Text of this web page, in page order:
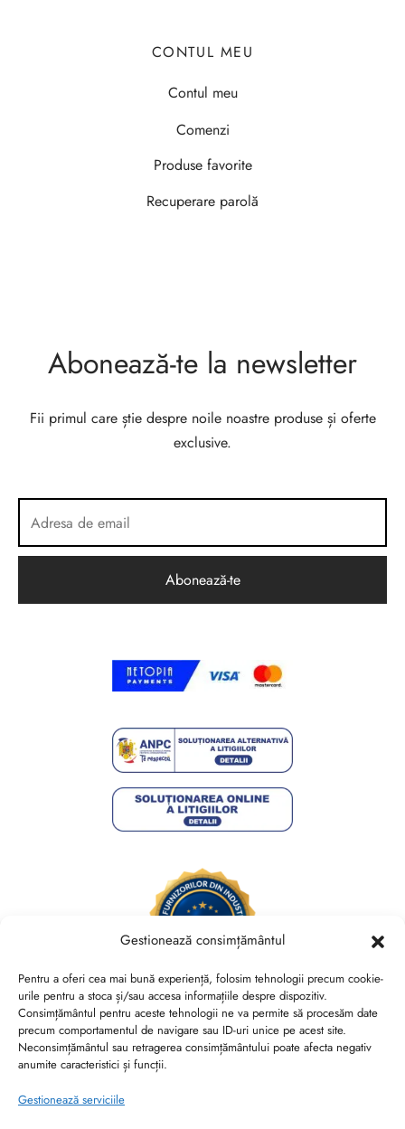
Gestionează consimțământul
Pentru a oferi cea mai bună experiență, folosim tehnologii precum cookie-
urile pentru a stoca și/sau accesa informațiile despre dispozitiv.
Consimțământul pentru aceste tehnologii ne va permite să procesăm date
precum comportamentul de navigare sau ID-uri unice pe acest site.
Neconsimțământul sau retragerea consimțământului poate afecta negativ
anumite caracteristici și funcții.
Gestionează serviciile
CONTUL MEU
Contul meu
Comenzi
Produse favorite
Recuperare parolă
Abonează-te la newsletter
Fii primul care știe despre noile noastre produse și oferte
exclusive.
Brides Shoes By Veronesse S.R.L.
RO44730767, J40/13882/2021, Cod CAEN 1520
Str. Nicolae Canea, Nr. 53, Sector 2, Bucuresti